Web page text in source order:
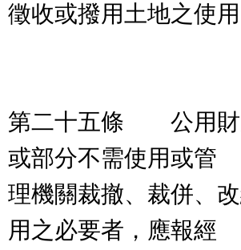
徵收或撥用土地之使
第二十五條 公用財
或部分不需使用或管
理機關裁撤、裁併、
用之必要者，應報經